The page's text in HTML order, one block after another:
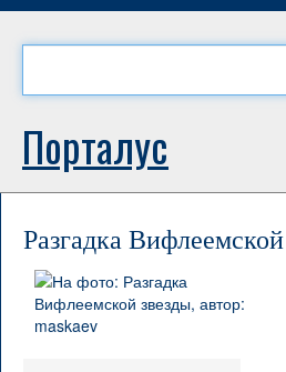
Порталус
Разгадка